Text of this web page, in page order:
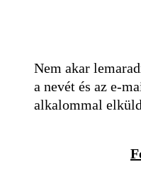
Nem akar
a nevét és az e-
alkalommal